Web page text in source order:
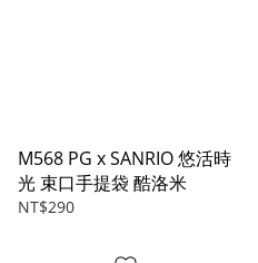
M568 PG x SANRIO 悠活時
光 束口手提袋 酷洛米
NT$290